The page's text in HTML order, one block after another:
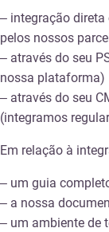
– integração
pelos nossos
– através do seu
nossa plataforma)
– através do seu
(integramos
Em relação à
– um guia
– a nossa
– um ambiente de